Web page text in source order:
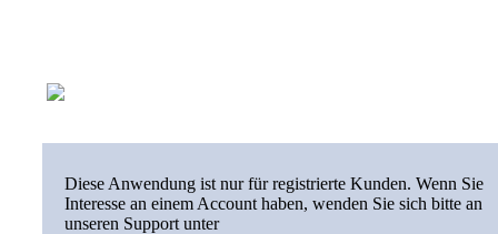
Diese Anwendung ist nur für registrierte Kunden. Wenn Sie
Interesse an einem Account haben, wenden Sie sich bitte an
unseren Support unter